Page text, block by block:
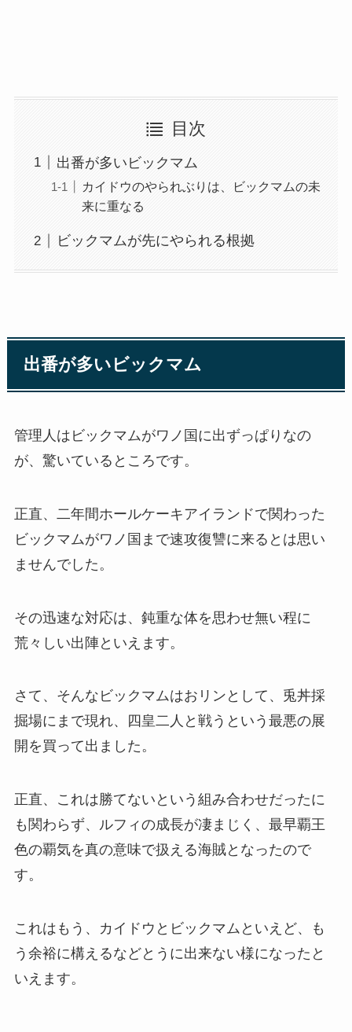
目次
出番が多いビックマム
カイドウのやられぶりは、ビックマムの未
来に重なる
ビックマムが先にやられる根拠
出番が多いビックマム
管理人はビックマムがワノ国に出ずっぱりなの
が、驚いているところです。
正直、二年間ホールケーキアイランドで関わった
ビックマムがワノ国まで速攻復讐に来るとは思い
ませんでした。
その迅速な対応は、鈍重な体を思わせ無い程に
荒々しい出陣といえます。
さて、そんなビックマムはおリンとして、兎丼採
掘場にまで現れ、四皇二人と戦うという最悪の展
開を買って出ました。
正直、これは勝てないという組み合わせだったに
も関わらず、ルフィの成長が凄まじく、最早覇王
色の覇気を真の意味で扱える海賊となったので
す。
これはもう、カイドウとビックマムといえど、も
う余裕に構えるなどとうに出来ない様になったと
いえます。